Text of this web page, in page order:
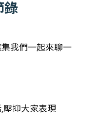
錄
我們一起來聊一
壓抑大家表現